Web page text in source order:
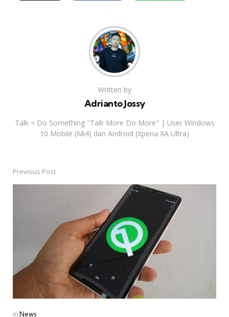
Written by
Adrianto Jossy
Talk = Do Something "Talk More Do More" | User Windows
10 Mobile (Mi4) dan Android (Xperia XA Ultra)
PostPrevious Post
Posted
inNews